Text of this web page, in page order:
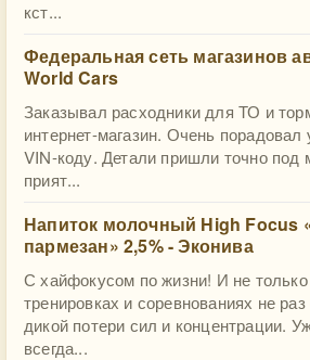
кст...
Федеральная сеть магазинов
World Cars
Заказывал расходники для ТО и
интернет-магазин. Очень
VIN-коду. Детали пришли точно
прият...
Напиток молочный High Focus
пармезан» 2,5% - Эконива
С хайфокусом по жизни! И не
тренировках и соревнованиях не
дикой потери сил и концентрации.
всегда...